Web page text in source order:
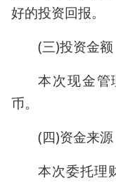
好的投资回报。
(三)投资金额
本次现金管
币。
(四)资金来源
本次委托理